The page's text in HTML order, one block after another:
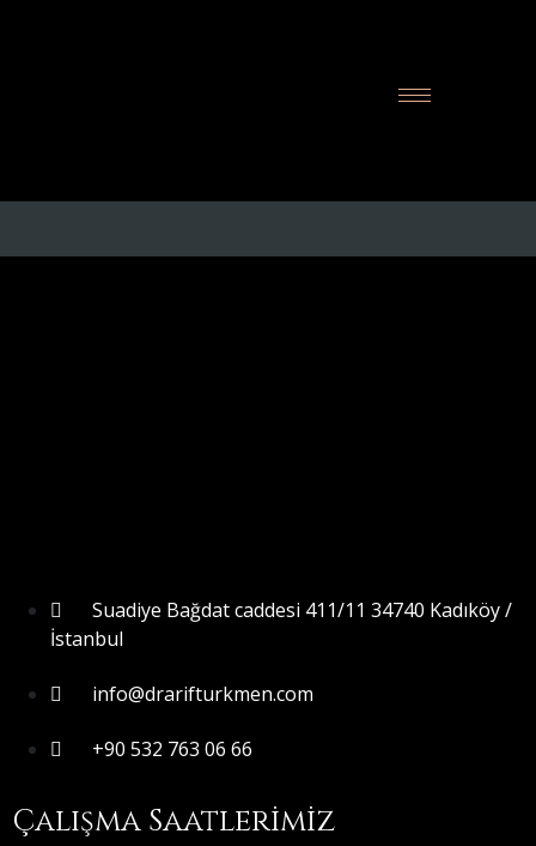
Suadiye Bağdat caddesi 411/11 34740 Kadıköy /
İstanbul
info@drarifturkmen.com
+90 532 763 06 66
Çalışma Saatlerimiz